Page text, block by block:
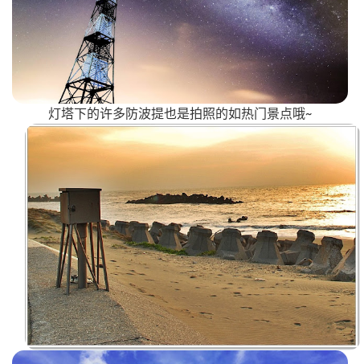
灯塔下的许多防波提也是拍照的如热门景点哦~